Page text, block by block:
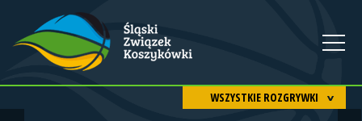
WSZYSTKIE ROZGRYWKI